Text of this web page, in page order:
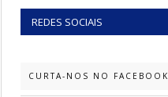
REDES SOCIAIS
CURTA-NOS NO FACEBOOK